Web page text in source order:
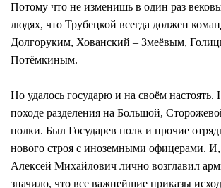
Потому что не изменишь в один раз
людях, что Трубецкой всегда должен
Долгоруким, Хованский – Змеёвым,
Потёмкиным.
Но удалось государю и на своём
походе разделения на Большой,
полки. Был Государев полк и прочие
нового строя с иноземными офицерами. И,
Алексей Михайлович лично возглавил
значило, что все важнейшие приказы